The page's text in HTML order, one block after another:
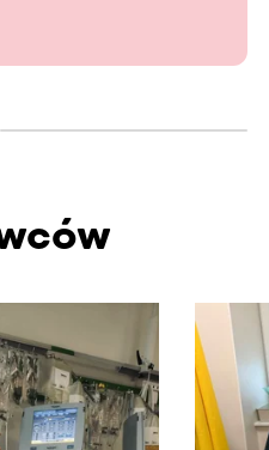
w poziomie. Użyj